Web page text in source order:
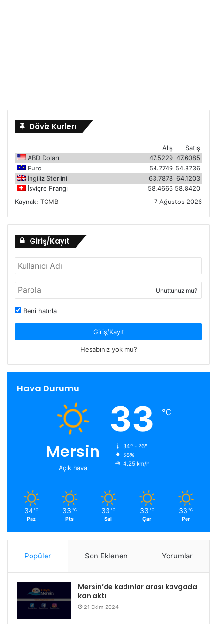
Döviz Kurlerı
Satış
Alış
ABD Doları
47.6085
47.5229
Euro
54.8736
54.7749
İngiliz Sterlini
64.1203
63.7878
İsviçre Frangı
58.8420
58.4666
Kaynak: TCMB 7 Ağustos 2026
Giriş/Kayıt
Unuttunuz mu?
Beni hatırla
Giriş/Kayıt
Hesabınız yok mu?
Hava Durumu
Mersin
Açık hava
33 ℃
34º - 26º
58%
4.25 km/h
34 ℃
Paz
33 ℃
Pts
33 ℃
Sal
33 ℃
Çar
33 ℃
Per
Popüler Son Eklenen Yorumlar
Mersin’de kadınlar arası kavgada
kan aktı
21 Ekim 2024